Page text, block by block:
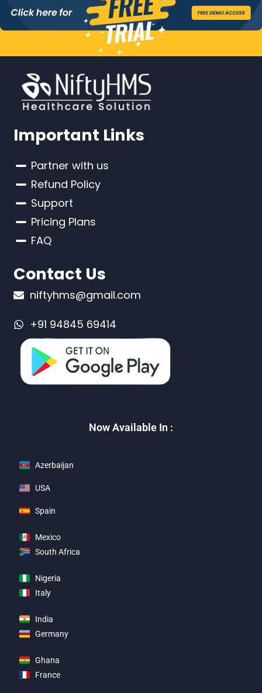
Important Links
Partner with us
Refund Policy
Support
Pricing Plans
FAQ
Contact Us
niftyhms@gmail.com
+91 94845 69414
Now Available In :
Azerbaijan
USA
Spain
Mexico
South Africa
Nigeria
Italy
India
Germany
Ghana
France